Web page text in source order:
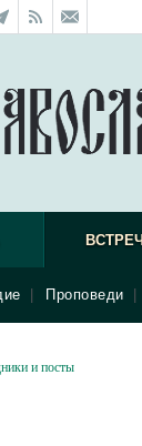
Проповеди
и посты